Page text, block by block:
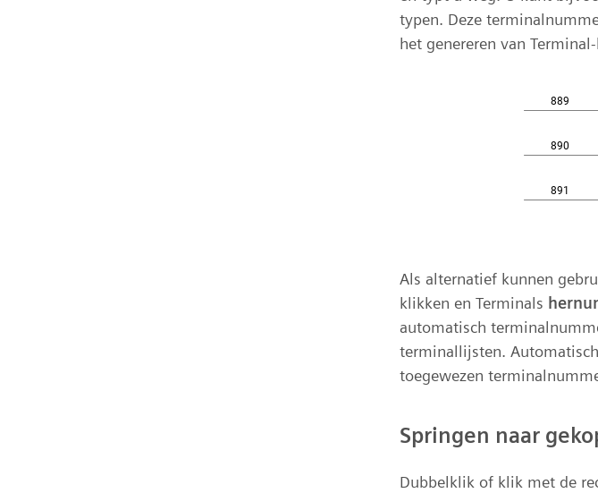
typen. Deze
het genereren van
Als alternatief kunnen
klikken en Terminals
automatisch
terminallijsten.
toegewezen
Springen naar
Dubbelklik of klik met de